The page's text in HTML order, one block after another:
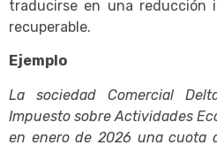
traducirse en una reducción
recuperable.
Ejemplo
La sociedad Comercial
Impuesto sobre Actividades
en enero de 2026 una cuota